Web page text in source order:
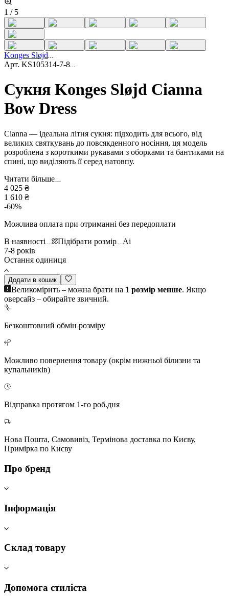
1 / 5
Konges Sløjd
Арт. KS105314-7-8
Сукня Konges Sløjd Сianna
Bow Dress
Cianna — ідеальна літня сукня: підходить для всього, від
великих святкувань до повсякденного носіння, ця модель
розроблена з короткими рукавами з оборками та бантиками на
спині, що виділяють її серед натовпу.
Читати більше
4 025 ₴
1 610 ₴
-60%
Можлива оплата при отриманні без передоплати
В наявності
Підібрати розмір
Ai
7-8 років
Остання одиниця
Додати в кошик
Великомірить – можна брати на 1 розмір менше. Якщо
оверсайз – обирайте звичний.
Безкоштовний обмін розміру
Можливо повернення товару (окрім нижньої білизни та
купальників)
Відправка протягом 1-го роб.дня
Нова Пошта, Самовивіз, Термінова доставка по Києву,
Примірка по Києву
Про бренд
Інформація
Склад товару
Допомога стиліста